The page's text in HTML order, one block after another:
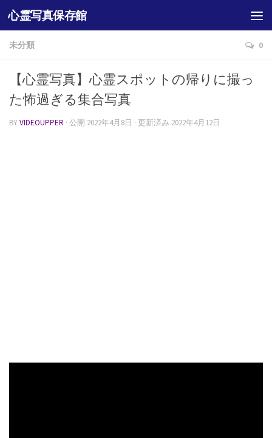
心霊写真保存館
未分類 0
【心霊写真】心霊スポットの帰りに撮っ
た怖過ぎる集合写真
BYVIDEOUPPER · 公開 2022年4月8日 · 更新済み 2022年4月12日